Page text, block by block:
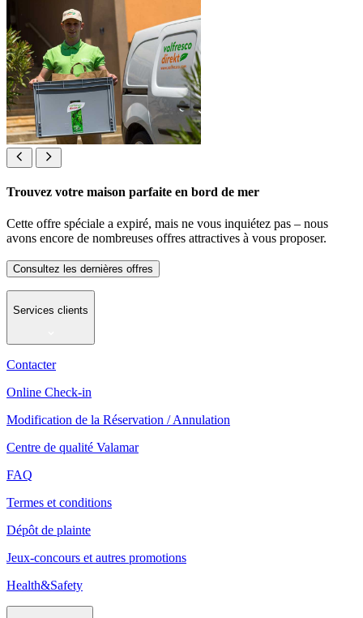
Trouvez votre maison parfaite en bord de mer
Cette offre spéciale a expiré, mais ne vous inquiétez pas – nous
avons encore de nombreuses offres attractives à vous proposer.
Consultez les dernières offres
Services clients
Contacter
Online Check-in
Modification de la Réservation / Annulation
Centre de qualité Valamar
FAQ
Termes et conditions
Dépôt de plainte
Jeux-concours et autres promotions
Health&Safety